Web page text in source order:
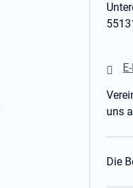
uns
Die